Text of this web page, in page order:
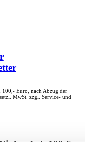
100,- Euro, nach Abzug der
MwSt. zzgl. Service- und
ab 100 €